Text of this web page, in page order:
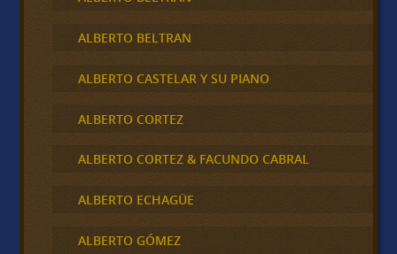
ALBERTO BELTRAN
ALBERTO CASTELAR Y SU PIANO
ALBERTO CORTEZ
ALBERTO CORTEZ & FACUNDO CABRAL
ALBERTO ECHAGÜE
ALBERTO GÓMEZ